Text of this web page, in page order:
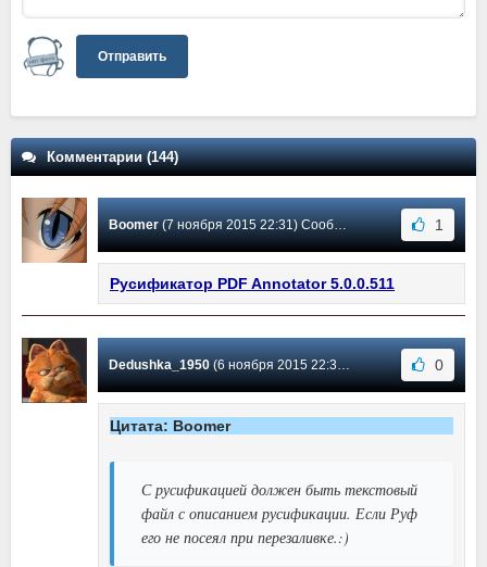
Отправить
Комментарии (144)
Boomer(7 ноября 2015 22:31) Сообщение #21 1
Русификатор PDF Annotator 5.0.0.511
Dedushka_1950(6 ноября 2015 22:39) Сообщение #20 0
Цитата: Boomer
С русификацией должен быть текстовый
файл с описанием русификации. Если Руф
его не посеял при перезаливке.:)